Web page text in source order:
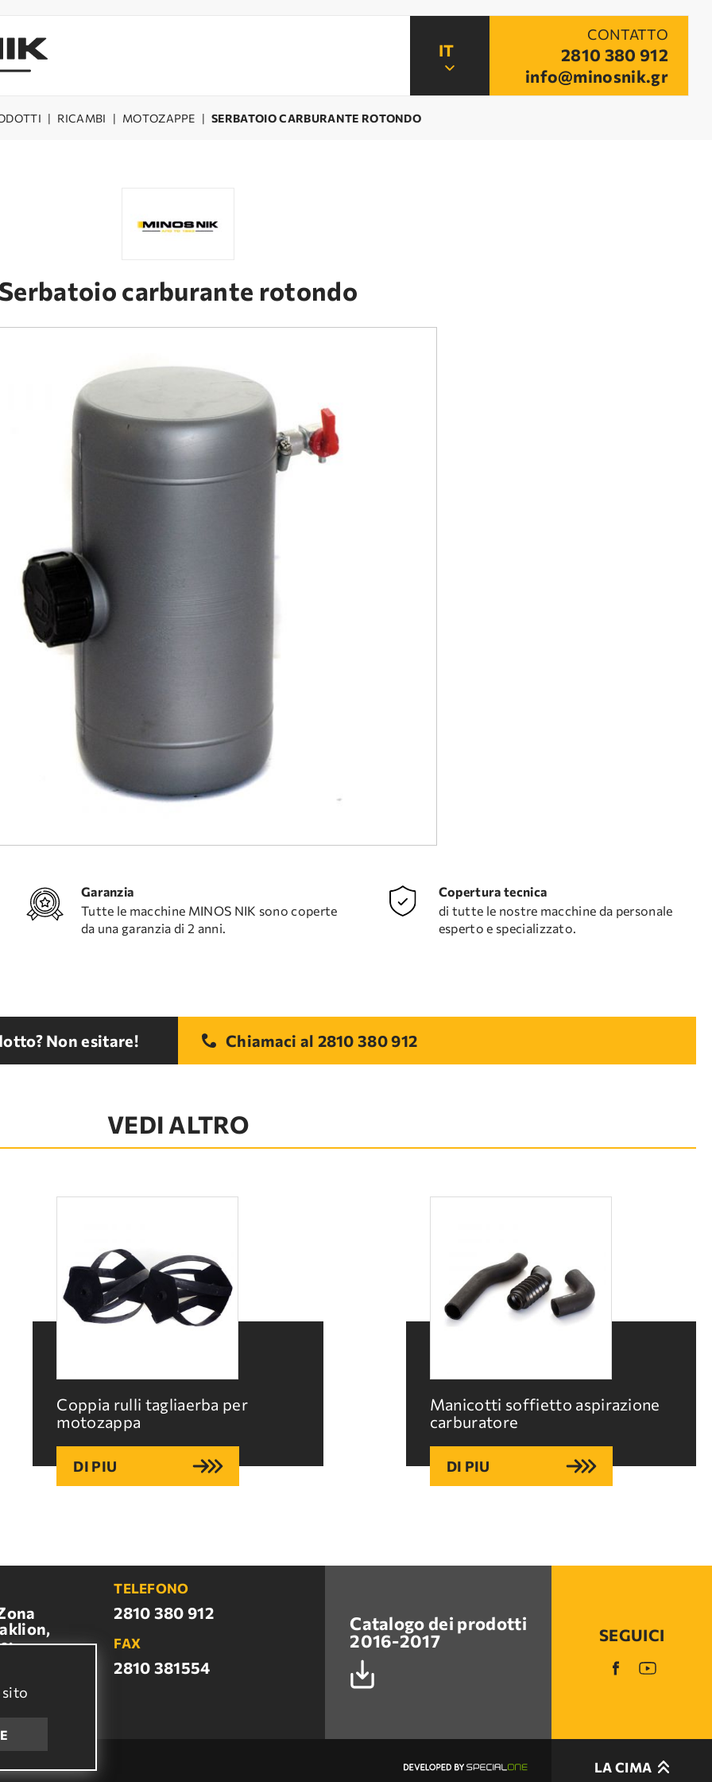
sito
CONTATTO
2810 380 912
info@minosnik.gr
| RICAMBI | MOTOZAPPE | SERBATOIO CARBURANTE ROTONDO
Serbatoio carburante rotondo
Garanzia
Tutte le macchine MINOS NIK sono coperte
da una garanzia di 2 anni.
Copertura tecnica
di tutte le nostre macchine da personale
esperto e specializzato.
Non esitare! Chiamaci al 2810 380 912
VEDI ALTRO
Coppia rulli tagliaerba per
motozappa
DI PIU
Manicotti soffietto aspirazione
carburatore
DI PIU
TELEFONO
2810 380 912
FAX
2810 381554
Catalogo dei prodotti
2016-2017
SEGUICI
LA CIMA